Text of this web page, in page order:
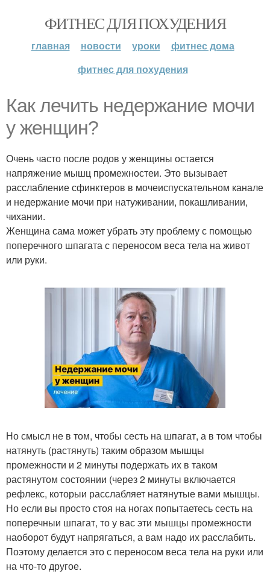
ФИТНЕС ДЛЯ ПОХУДЕНИЯ
главная новости уроки
фитнес дома
фитнес для похудения
Как лечить недержание мочи
у женщин?
Очень часто после родов у женщины остается
напряжение мышц промежностеи. Это вызывает
расслабление сфинктеров в мочеиспускательном канале
и недержание мочи при натуживании, покашливании,
чихании.
Женщина сама может убрать эту проблему с помощью
поперечного шпагата с переносом веса тела на живот
или руки.
Но смысл не в том, чтобы сесть на шпагат, а в том чтобы
натянуть (растянуть) таким образом мышцы
промежности и 2 минуты подержать их в таком
растянутом состоянии (через 2 минуты включается
рефлекс, которыи расслабляет натянутые вами мышцы.
Но если вы просто стоя на ногах попытаетесь сесть на
поперечныи шпагат, то у вас эти мышцы промежности
наоборот будут напрягаться, а вам надо их расслабить.
Поэтому делается это с переносом веса тела на руки или
на что-то другое.